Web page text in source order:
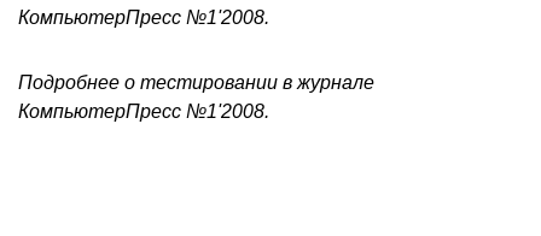
КомпьютерПресс №1'2008.
Подробнее о тестировании в журнале
КомпьютерПресс №1'2008.